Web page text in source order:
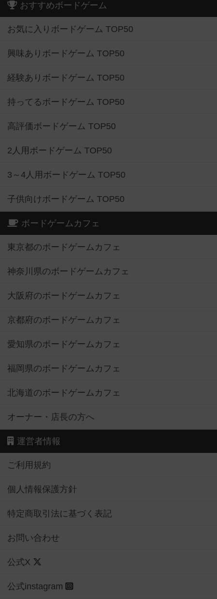
おすすめボードゲーム
お気に入りボードゲーム TOP50
興味ありボードゲーム TOP50
経験ありボードゲーム TOP50
持ってるボードゲーム TOP50
高評価ボードゲーム TOP50
2人用ボードゲーム TOP50
3～4人用ボードゲーム TOP50
子供向けボードゲーム TOP50
ボードゲームカフェ
東京都のボードゲームカフェ
神奈川県のボードゲームカフェ
大阪府のボードゲームカフェ
京都府のボードゲームカフェ
愛知県のボードゲームカフェ
福岡県のボードゲームカフェ
北海道のボードゲームカフェ
オーナー・店長の方へ
運営者情報
ご利用規約
個人情報保護方針
特定商取引法に基づく表記
お問い合わせ
公式X
公式instagram